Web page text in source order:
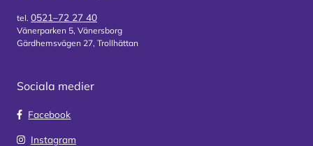
tel. 0521–72 27 40
Vänerparken 5, Vänersborg
Gärdhemsvägen 27, Trollhättan
Sociala medier
Facebook
Instagram